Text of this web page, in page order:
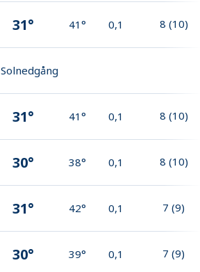
31° 41° 0,1 8 (10)
Solnedgång
31° 41° 0,1 8 (10)
30° 38° 0,1 8 (10)
31° 42° 0,1 7 (9)
30° 39° 0,1 7 (9)